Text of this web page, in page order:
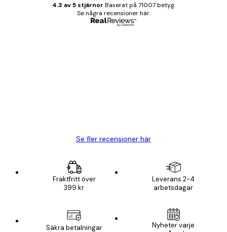
4.3 av 5 stjärnor Baserat på 71007 betyg.
Se några recensioner här.
Se fler recensioner här
Fraktfritt över
399 kr
Leverans 2-4
arbetsdagar
Säkra betalningar
Nyheter varje